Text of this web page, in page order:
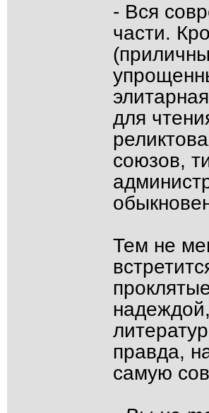
- Вся
части.
для
союзов,
Тем не
правда,
самую